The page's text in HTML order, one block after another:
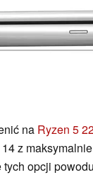
na Ryzen 5
z
opcji